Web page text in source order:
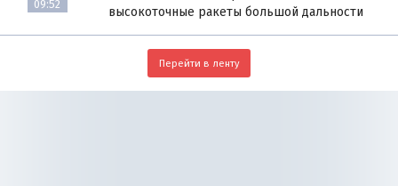
09:52
высокоточные ракеты большой дальности
Перейти в ленту